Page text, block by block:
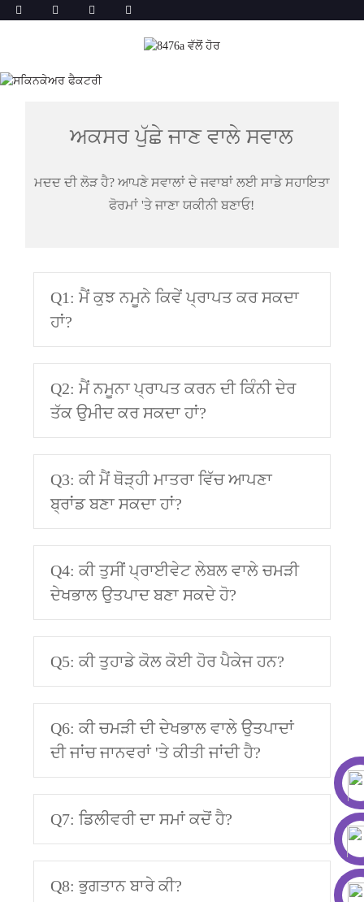
ਅਕਸਰ ਪੁੱਛੇ ਜਾਣ ਵਾਲੇ ਸਵਾਲ
ਮਦਦ ਦੀ ਲੋੜ ਹੈ? ਆਪਣੇ ਸਵਾਲਾਂ ਦੇ ਜਵਾਬਾਂ ਲਈ ਸਾਡੇ ਸਹਾਇਤਾ
ਫੋਰਮਾਂ 'ਤੇ ਜਾਣਾ ਯਕੀਨੀ ਬਣਾਓ!
Q1: ਮੈਂ ਕੁਝ ਨਮੂਨੇ ਕਿਵੇਂ ਪ੍ਰਾਪਤ ਕਰ ਸਕਦਾ
ਹਾਂ?
Q2: ਮੈਂ ਨਮੂਨਾ ਪ੍ਰਾਪਤ ਕਰਨ ਦੀ ਕਿੰਨੀ ਦੇਰ
ਤੱਕ ਉਮੀਦ ਕਰ ਸਕਦਾ ਹਾਂ?
Q3: ਕੀ ਮੈਂ ਥੋੜ੍ਹੀ ਮਾਤਰਾ ਵਿੱਚ ਆਪਣਾ
ਬ੍ਰਾਂਡ ਬਣਾ ਸਕਦਾ ਹਾਂ?
Q4: ਕੀ ਤੁਸੀਂ ਪ੍ਰਾਈਵੇਟ ਲੇਬਲ ਵਾਲੇ ਚਮੜੀ
ਦੇਖਭਾਲ ਉਤਪਾਦ ਬਣਾ ਸਕਦੇ ਹੋ?
Q5: ਕੀ ਤੁਹਾਡੇ ਕੋਲ ਕੋਈ ਹੋਰ ਪੈਕੇਜ ਹਨ?
Q6: ਕੀ ਚਮੜੀ ਦੀ ਦੇਖਭਾਲ ਵਾਲੇ ਉਤਪਾਦਾਂ
ਦੀ ਜਾਂਚ ਜਾਨਵਰਾਂ 'ਤੇ ਕੀਤੀ ਜਾਂਦੀ ਹੈ?
Q7: ਡਿਲੀਵਰੀ ਦਾ ਸਮਾਂ ਕਦੋਂ ਹੈ?
Q8: ਭੁਗਤਾਨ ਬਾਰੇ ਕੀ?